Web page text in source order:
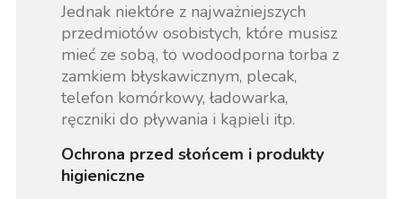
Jednak niektóre z najważniejszych
przedmiotów osobistych, które musisz
mieć ze sobą, to wodoodporna torba z
zamkiem błyskawicznym, plecak,
telefon komórkowy, ładowarka,
ręczniki do pływania i kąpieli itp.
Ochrona przed słońcem i produkty
higieniczne